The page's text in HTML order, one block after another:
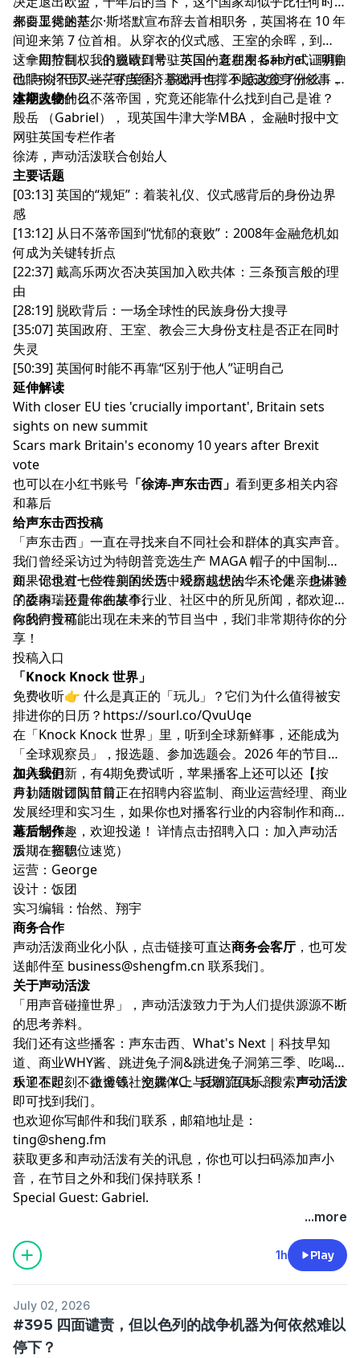
都要显得迷茫。
来自工党的基尔·斯塔默宣布辞去首相职务，英国将在 10 年
间迎来第 7 位首相。从穿衣的仪式感、王室的余晖，到
「拿回控制权」的脱欧口号，英国一直在用各种方式证明自
己“与众不同”——可当经济基础再也撑不起这套身份叙事，
这个曾经的日不落帝国，究竟还能靠什么找到自己是谁？
这一期节目，我们邀请到常驻英国的老朋友 Gabriel，聊聊
他眼中拧巴又迷茫的英国：脱欧十年，到底改变了什么，又
没能改变什么。
本期人物
殷岳 （Gabriel）， 现英国牛津大学MBA， 金融时报中文
网驻英国专栏作者
徐涛，声动活泼联合创始人
主要话题
[03:13] 英国的“规矩”：着装礼仪、仪式感背后的身份边界
感
[13:12] 从日不落帝国到“忧郁的衰败”：2008年金融危机如
何成为关键转折点
[22:37] 戴高乐两次否决英国加入欧共体：三条预言般的理
由
[28:19] 脱欧背后：一场全球性的民族身份大搜寻
[35:07] 英国政府、王室、教会三大身份支柱是否正在同时
失灵
[50:39] 英国何时能不再靠“区别于他人”证明自己
延伸解读
With closer EU ties 'crucially important', Britain sets
sights on new summit
Scars mark Britain's economy 10 years after Brexit
vote
也可以在小红书账号 「徐涛-声东击西」 看到更多相关内容
和幕后
给声东击西投稿
「声东击西」一直在寻找来自不同社会和群体的真实声音。
我们曾经采访过为特朗普竞选生产 MAGA 帽子的中国制造
商、记录过七位在美国大选中经历起伏的华人个体，也讲述
了委内瑞拉青年的故事。
如果你也有一些特别的经历、观察或想法，不论是亲身体验
的故事，还是你在某个行业、社区中的所见所闻，都欢迎你
向我们投稿。
你的声音可能出现在未来的节目当中，我们非常期待你的分
享！
投稿入口
「Knock Knock 世界」
免费收听👉 什么是真正的「玩儿」？它们为什么值得被安
排进你的日历？ https://sourl.co/QvuUqe
在「Knock Knock 世界」里，听到全球新鲜事，还能成为
「全球观察员」，报选题、参加选题会。2026 年的节目正
在持续更新，有4期免费试听，苹果播客上还可以还【按
月】随时订阅节目。
加入我们
声动活泼团队目前正在招聘内容监制、商业运营经理、商业
发展经理和实习生，如果你也对播客行业的内容制作和商务
运营感兴趣，欢迎投递！ 详情点击招聘入口： 加入声动活
泼（在招职位速览）
幕后制作
后期：赛德
运营：George
设计：饭团
实习编辑：怡然、翔宇
商务合作
声动活泼商业化小队，点击链接可直达商务会客厅 ，也可发
送邮件至 business@shengfm.cn 联系我们。
关于声动活泼
「用声音碰撞世界」，声动活泼致力于为人们提供源源不断
的思考养料。
我们还有这些播客： 声东击西、 What's Next｜科技早知
道、 商业WHY酱、 跳进兔子洞&跳进兔子洞第三季、 吃喝玩
乐了不起、不止金钱、泡腾 VC、反潮流俱乐部
欢迎在即刻、微博等社交媒体上与我们互动，搜索声动活泼
即可找到我们。
也欢迎你写邮件和我们联系，邮箱地址是：
ting@sheng.fm
获取更多和声动活泼有关的讯息，你也可以扫码添加声小
音，在节目之外和我们保持联系！
Special Guest: Gabriel.
...more
1h Play
July 02, 2026
#395 四面谴责，但以色列的战争机器为何依然难以
停下？